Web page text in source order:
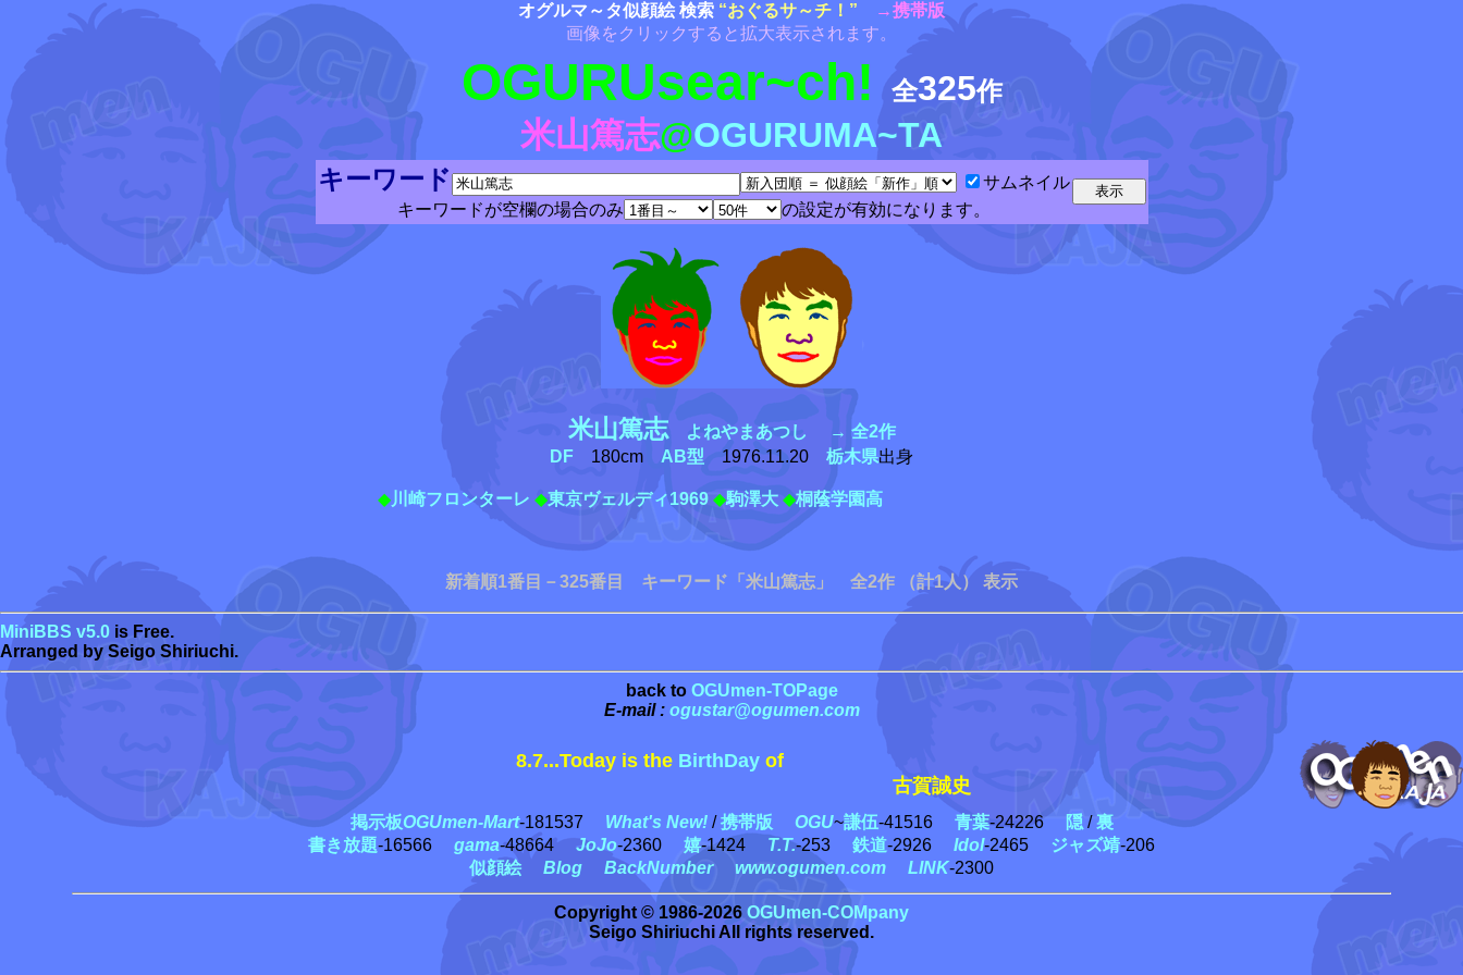
オグルマ～タ似顔絵 検索 “おぐるサ～チ！”
→携帯版
画像をクリックすると拡大表示されます。
OGURUsear~ch! 全325作
米山篤志@OGURUMA~TA
キーワード
サムネイル
キーワードが空欄の場合のみ
の設定が有効になります。
米山篤志よねやまあつし → 全2作
DF 180cm AB型 1976.11.20 栃木県出身
◆川崎フロンターレ ◆東京ヴェルディ1969 ◆駒澤大 ◆桐蔭学園高
新着順1番目－325番目 キーワード「米山篤志」 全2作 （計1人） 表示
MiniBBS v5.0 is Free.
Arranged by Seigo Shiriuchi.
back to OGUmen-TOPage
E-mail : ogustar@ogumen.com
8.7...Today is the BirthDay of
古賀誠史
掲示板OGUmen-Mart-181537 What's New!/携帯版 OGU~謙伍-41516 青葉-24226 隠/ 裏
書き放題-16566 gama-48664 JoJo-2360 嬉-1424 T.T.-253 鉄道-2926 Idol-2465 ジャズ靖-206
似顔絵
Blog BackNumber www.ogumen.com LINK-2300
Copyright © 1986-2026 OGUmen-COMpany
Seigo Shiriuchi All rights reserved.